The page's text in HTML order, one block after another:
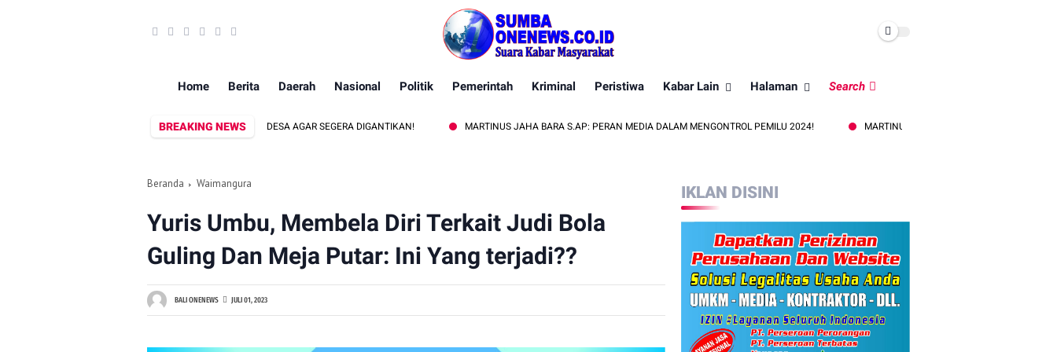
Home Berita Daerah Nasional Politik Pemerintah Kriminal Peristiwa Kabar Lain Halaman Search
BREAKING NEWS
KELUHKAN KINERJA KADUS MINTA KEPALA DESA AGAR SEGERA DIGANTIKAN! MARTINUS JAHA BARA S.AP: PERAN MEDIA DALAM MENGONTROL PEMILU 2024! MARTINUS JAHA BARA S.AP: MENULIS DENGAN
Beranda Waimangura
Yuris Umbu, Membela Diri Terkait Judi Bola
Guling Dan Meja Putar: Ini Yang terjadi??
BALI ONENEWS JULI 01, 2023
IKLAN DISINI